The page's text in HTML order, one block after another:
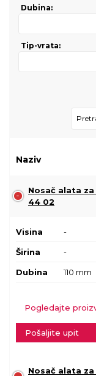
Dubina:
Tip-vrata:
Naziv
Nosač alata
44 02
Visina -
Širina -
Dubina 110 mm
Pogledajte
Pošaljite upit
Nosač alata